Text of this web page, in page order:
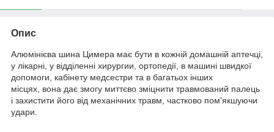
Опис
Алюмінієва шина Цимера має бути в кожній домашній аптечці,
у лікарні, у відділенні хирургии, ортопедії, в машині швидкої
допомоги, кабінету медсестри та в багатьох інших
місцях, вона дає змогу миттєво зміцнити травмований палець
і захистити його від механічних травм, частково пом'якшуючи
удари.